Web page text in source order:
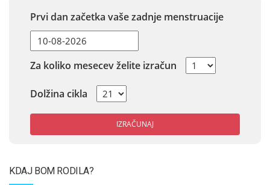
Prvi dan začetka vaše zadnje menstruacije
Za koliko mesecev želite izračun
Dolžina cikla
IZRAČUNAJ
KDAJ BOM RODILA?